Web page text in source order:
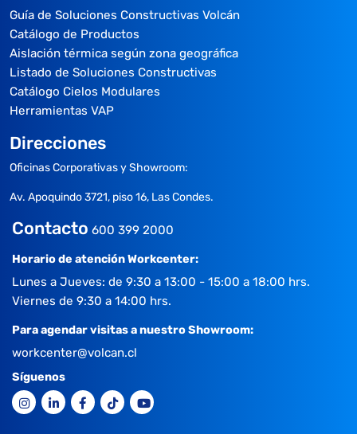
Guía de Soluciones Constructivas Volcán
Catálogo de Productos
Aislación térmica según zona geográfica
Listado de Soluciones Constructivas
Catálogo Cielos Modulares
Herramientas VAP
Direcciones
Oficinas Corporativas y Showroom:
Av. Apoquindo 3721, piso 16, Las Condes.
Contacto 600 399 2000
Horario de atención Workcenter:
Lunes a Jueves: de 9:30 a 13:00 - 15:00 a 18:00 hrs.
Viernes de 9:30 a 14:00 hrs.
Para agendar visitas a nuestro Showroom:
workcenter@volcan.cl
Síguenos